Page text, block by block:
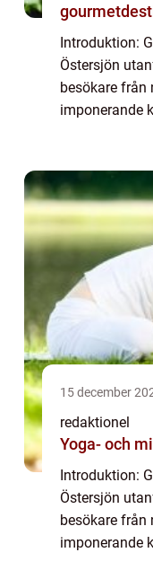
Introduktion:
Östersjön
besökare från
imponerande
15 december
redaktionel
Yoga- och
Introduktion:
Östersjön
besökare från
imponerande